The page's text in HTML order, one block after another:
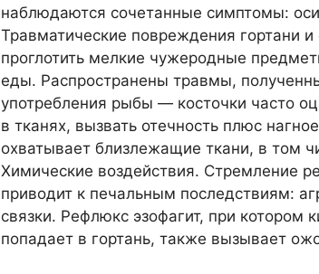
наблюдаются сочетанные симптомы:
Травматические повреждения гортани
проглотить мелкие чужеродные
еды. Распространены травмы,
употребления рыбы — косточки часто
в тканях, вызвать отечность плюс
охватывает близлежащие ткани, в том
Химические воздействия. Стремление
приводит к печальным последствиям:
связки. Рефлюкс эзофагит, при котором
попадает в гортань, также вызывает